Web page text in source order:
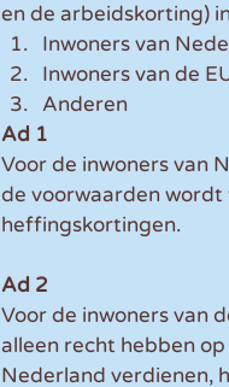
en de arbeidskorting)
Inwoners van
Inwoners van de
Anderen
Ad 1
Voor de inwoners van
de voorwaarden wordt
heffingskortingen.
Ad 2
Voor de inwoners van
alleen recht hebben
Nederland verdienen,